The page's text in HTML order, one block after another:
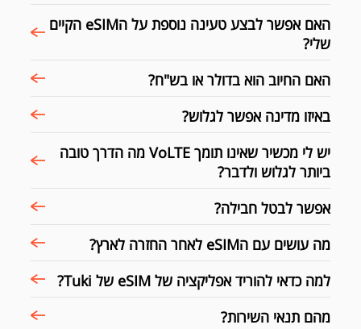
האם אפשר לבצע טעינה נוספת על הeSIM הקיים
שלי?
האם החיוב הוא בדולר או בש"ח?
באיזו מדינה אפשר לגלוש?
יש לי מכשיר שאינו תומך VoLTE מה הדרך טובה
ביותר לגלוש ולדבר?
אפשר לבטל חבילה?
מה עושים עם הeSIM לאחר החזרה לארץ?
למה כדאי להוריד אפליקציה של eSIM של Tuki?
מהם תנאי השירות?